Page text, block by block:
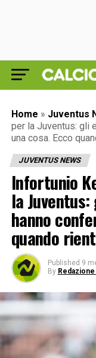
Home » Juventus
per la Juventus: gli
una cosa. Ecco
JUVENTUS NEWS
Infortunio
la
hanno
quando
Published 9
By